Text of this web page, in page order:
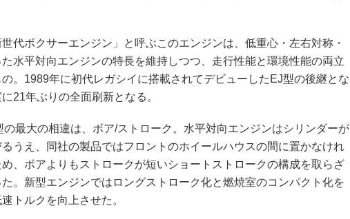
代ボクサーエンジン」と呼ぶこのエンジンは、低重心・左右対称・
水平対向エンジンの特長を維持しつつ、走行性能と環境性能の両立
。1989年に初代レガシイに搭載されてデビューしたEJ型の後継とな
21年ぶりの全面刷新となる。
最大の相違は、ボア/ストローク。水平対向エンジンはシリンダーが
うえ、同社の製品ではフロントのホイールハウスの間に置かなけれ
、ボアよりもストロークが短いショートストロークの構成を取らざ
。新型エンジンではロングストローク化と燃焼室のコンパクト化を
トルクを向上させた。